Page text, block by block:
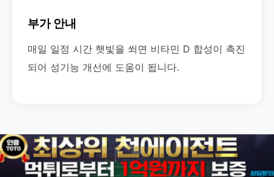
부가 안내
매일 일정 시간 햇빛을 쐬면 비타민 D 합성이 촉진
되어 성기능 개선에 도움이 됩니다.